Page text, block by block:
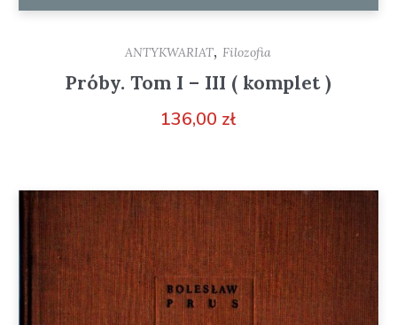
ANTYKWARIAT, Filozofia
Próby. Tom I – III ( komplet )
136,00 zł